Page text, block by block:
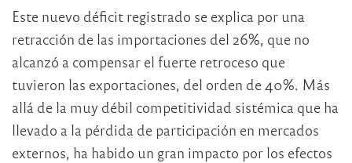
Este nuevo déficit registrado se explica por una
retracción de las importaciones del 26%, que no
alcanzó a compensar el fuerte retroceso que
tuvieron las exportaciones, del orden de 40%. Más
allá de la muy débil competitividad sistémica que ha
llevado a la pérdida de participación en mercados
externos, ha habido un gran impacto por los efectos